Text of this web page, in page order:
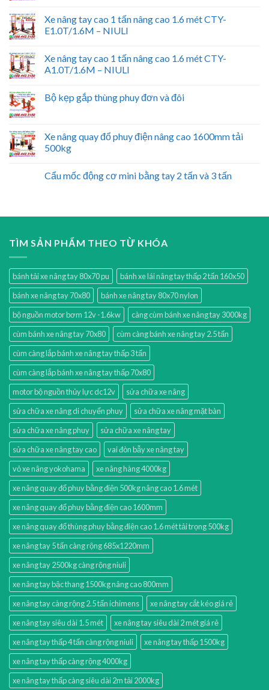
Xe nâng tay cao 1 tấn nâng cao 1.6 mét CTY-
E1.0T/1.6M – NIULI
Xe nâng tay cao 1 tấn nâng cao 1.6 mét CTY-
A1.0T/1.6M – NIULI
Bộ kẹp gắp thùng phuy đơn và đôi
Xe nâng quay đổ phuy điện nâng cao 1600mm tải
500kg
Cẩu mốc động cơ mini bằng tay 2 tấn và 3 tấn
TÌM SẢN PHẨM THEO TỪ KHÓA
bánh tải xe nâng tay 80x70 pu
bánh xe lái nâng tay thấp 2 tấn 160x50
bánh xe nâng tay 70x80
bánh xe nâng tay 80x70 nylon
bộ nguồn motor bơm 12v -1.6kw
càng cùm bánh xe nâng tay 3000kg
cùm bánh xe nâng tay 70x80
cùm càng bánh xe nâng tay 2.5 tấn
cùm càng lắp bánh xe nâng tay thấp 3 tấn
cùm càng lắp bánh xe nâng tay thấp 70x80
motor bộ nguồn thủy lực dc12v
sửa chữa xe nâng
sửa chữa xe nâng di chuyển phuy
sửa chữa xe nâng mặt bàn
sửa chữa xe nâng phuy
sửa chữa xe nâng tay
sửa chữa xe nâng tay cao
vai đòn bẫy xe nâng tay
vỏ xe nâng yokohama
xe nâng hàng 4000kg
xe nâng quay đổ phuy bằng điện 500kg nâng cao 1.6 mét
xe nâng quay đổ phuy bằng điện cao 1600mm
xe nâng quay đổ thùng phuy bằng điện cao 1.6 mét tải trọng 500kg
xe nâng tay 5 tấn càng rộng 685x1220mm
xe nâng tay 2500kg càng rộng niuli
xe nâng tay bậc thang 1500kg nâng cao 800mm
xe nâng tay càng rộng 2.5 tấn ichimens
xe nâng tay cắt kéo giá rẻ
xe nâng tay siêu dài 1.5 mét
xe nâng tay siêu dài 2 mét giá rẻ
xe nâng tay thấp 4 tấn càng rộng niuli
xe nâng tay thấp 1500kg
xe nâng tay thấp càng rộng 4000kg
xe nâng tay thấp càng siêu dài 2m tải 2000kg